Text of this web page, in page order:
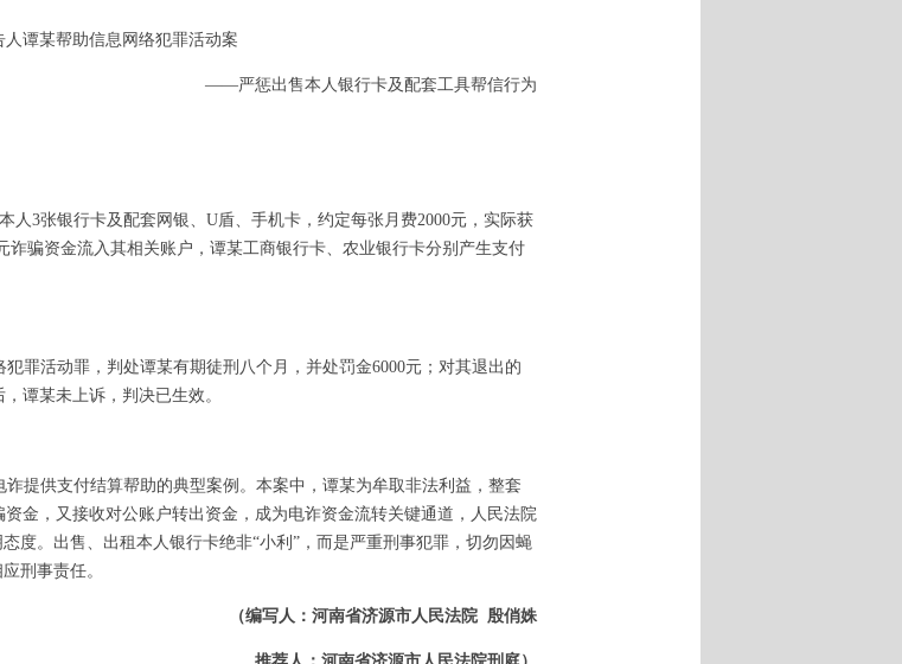
人谭某帮助信息网络犯罪活动案
——严惩出售本人银行卡及配套工具帮信行为
人3张银行卡及配套网银、U盾、手机卡，约定每张月费2000元，实际获
诈骗资金流入其相关账户，谭某工商银行卡、农业银行卡分别产生支付
罪活动罪，判处谭某有期徒刑八个月，并处罚金6000元；对其退出的
，谭某未上诉，判决已生效。
提供支付结算帮助的典型案例。本案中，谭某为牟取非法利益，整套
金，又接收对公账户转出资金，成为电诈资金流转关键通道，人民法院
态度。出售、出租本人银行卡绝非“小利”，而是严重刑事犯罪，切勿因蝇
刑事责任。
（编写人：河南省济源市人民法院 殷俏姝